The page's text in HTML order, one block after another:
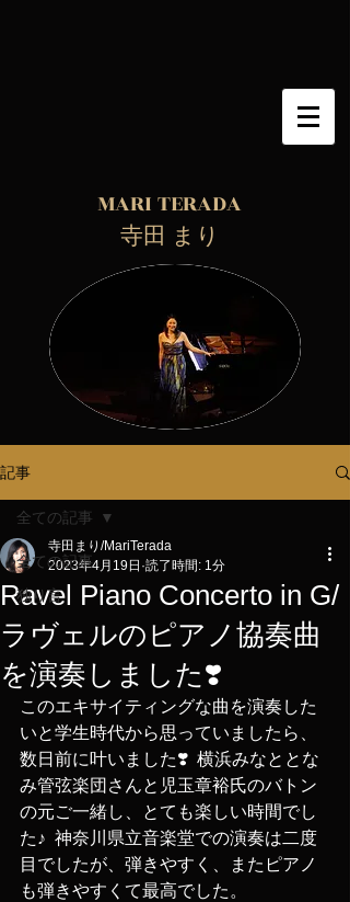
MARI TERADA
​ 寺田 まり
記事
全ての記事
独り言
全ての記事
Ravel Piano Concerto in G/
ラヴェルのピアノ協奏曲
を演奏しました❣️
寺田まり/MariTerada
2023年4月19日 読了時間: 1分
このエキサイティングな曲を演奏した
いと学生時代から思っていましたら、
数日前に叶いました❣️  横浜みなととな
み管弦楽団さんと児玉章裕氏のバトン
の元ご一緒し、とても楽しい時間でし
た♪  神奈川県立音楽堂での演奏は二度
目でしたが、弾きやすく、またピアノ
も弾きやすくて最高でした。